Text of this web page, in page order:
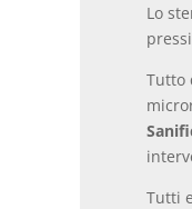
Lo
Tutto
Tutti